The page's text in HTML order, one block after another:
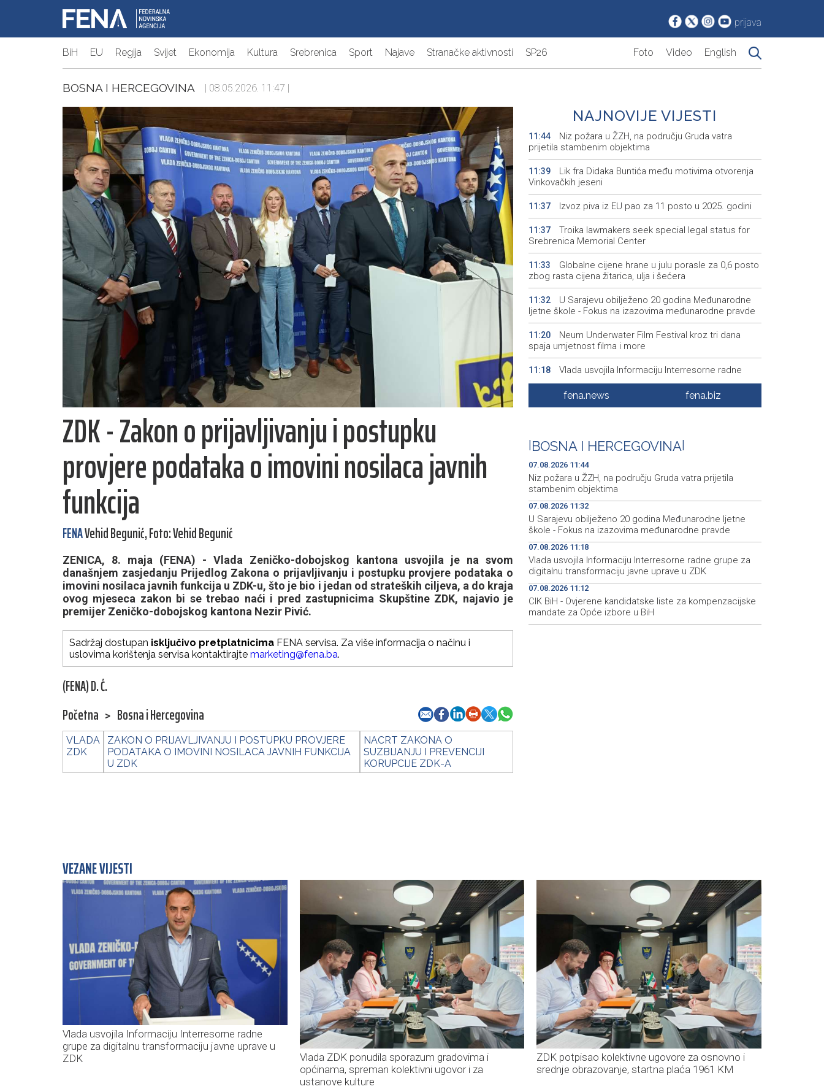
prijava
BiH EU Regija Svijet Ekonomija Kultura Srebrenica Sport Najave Stranačke aktivnosti SP26 Foto Video English
BOSNA I HERCEGOVINA | 08.05.2026. 11:47 |
ZDK - Zakon o prijavljivanju i postupku
provjere podataka o imovini nosilaca javnih
funkcija
FENAVehid Begunić, Foto: Vehid Begunić
ZENICA, 8. maja (FENA) - Vlada Zeničko-dobojskog kantona usvojila je na svom
današnjem zasjedanju Prijedlog Zakona o prijavljivanju i postupku provjere podataka o
imovini nosilaca javnih funkcija u ZDK-u, što je bio i jedan od strateških ciljeva, a do kraja
ovog mjeseca zakon bi se trebao naći i pred zastupnicima Skupštine ZDK, najavio je
premijer Zeničko-dobojskog kantona Nezir Pivić.
Sadržaj dostupan isključivo pretplatnicima FENA servisa. Za više informacija o načinu i
uslovima korištenja servisa kontaktirajte marketing@fena.ba.
(FENA) D. Ć.
Početna > Bosna i Hercegovina
VLADA
ZDK
ZAKON O PRIJAVLJIVANJU I POSTUPKU PROVJERE
PODATAKA O IMOVINI NOSILACA JAVNIH FUNKCIJA
U ZDK
NACRT ZAKONA O
SUZBIJANJU I PREVENCIJI
KORUPCIJE ZDK-A
NAJNOVIJE VIJESTI
11:44
Niz požara u ŽZH, na području Gruda vatra
prijetila stambenim objektima
11:39
Lik fra Didaka Buntića među motivima otvorenja
Vinkovačkih jeseni
11:37 Izvoz piva iz EU pao za 11 posto u 2025. godini
11:37
Troika lawmakers seek special legal status for
Srebrenica Memorial Center
11:33
Globalne cijene hrane u julu porasle za 0,6 posto
zbog rasta cijena žitarica, ulja i šećera
11:32
U Sarajevu obilježeno 20 godina Međunarodne
ljetne škole - Fokus na izazovima međunarodne pravde
11:20
Neum Underwater Film Festival kroz tri dana
spaja umjetnost filma i more
11:18
Vlada usvojila Informaciju Interresorne radne
grupe za digitalnu transformaciju javne uprave u ZDK
Sarajevo Canton records rise in tourist arrivals
11:12
CIK BiH - Ovjerene kandidatske liste za
kompenzacijske mandate za Opće izbore u BiH
fena.news fena.biz
BOSNA I HERCEGOVINA
07.08.2026 11:44
Niz požara u ŽZH, na području Gruda vatra prijetila
stambenim objektima
07.08.2026 11:32
U Sarajevu obilježeno 20 godina Međunarodne ljetne
škole - Fokus na izazovima međunarodne pravde
07.08.2026 11:18
Vlada usvojila Informaciju Interresorne radne grupe za
digitalnu transformaciju javne uprave u ZDK
07.08.2026 11:12
CIK BiH - Ovjerene kandidatske liste za kompenzacijske
mandate za Opće izbore u BiH
VEZANE VIJESTI
Vlada usvojila Informaciju Interresorne radne
grupe za digitalnu transformaciju javne uprave u
ZDK
Vlada ZDK ponudila sporazum gradovima i
općinama, spreman kolektivni ugovor i za
ustanove kulture
ZDK potpisao kolektivne ugovore za osnovno i
srednje obrazovanje, startna plaća 1961 KM